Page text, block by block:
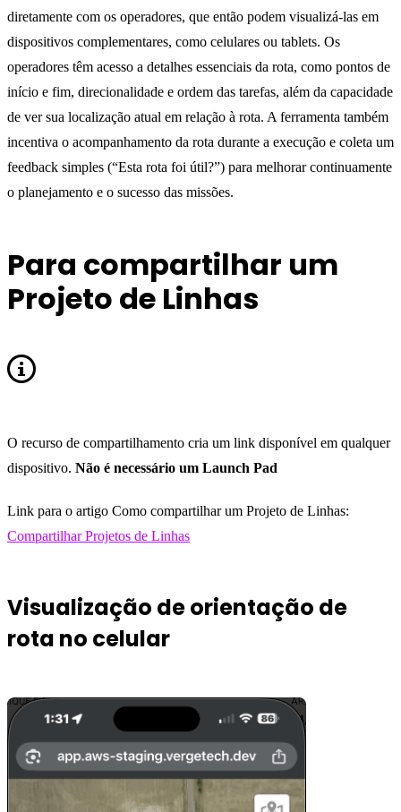
diretamente com os operadores, que então podem visualizá-las em
dispositivos complementares, como celulares ou tablets. Os
operadores têm acesso a detalhes essenciais da rota, como pontos de
início e fim, direcionalidade e ordem das tarefas, além da capacidade
de ver sua localização atual em relação à rota. A ferramenta também
incentiva o acompanhamento da rota durante a execução e coleta um
feedback simples (“Esta rota foi útil?”) para melhorar continuamente
o planejamento e o sucesso das missões.
Para compartilhar um
Projeto de Linhas
O recurso de compartilhamento cria um link disponível em qualquer
dispositivo. Não é necessário um Launch Pad
Link para o artigo Como compartilhar um Projeto de Linhas:
Compartilhar Projetos de Linhas
Visualização de orientação de
rota no celular